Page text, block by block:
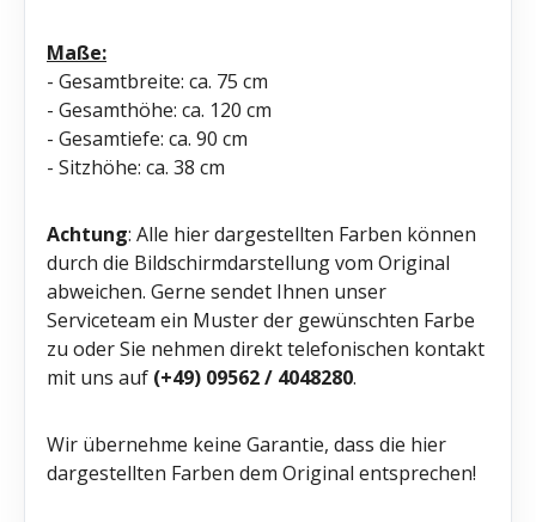
Maße:
- Gesamtbreite: ca. 75 cm
- Gesamthöhe: ca. 120 cm
- Gesamtiefe: ca. 90 cm
- Sitzhöhe: ca. 38 cm
Achtung: Alle hier dargestellten Farben können
durch die Bildschirmdarstellung vom Original
abweichen. Gerne sendet Ihnen unser
Serviceteam ein Muster der gewünschten Farbe
zu oder Sie nehmen direkt telefonischen kontakt
mit uns auf (+49) 09562 / 4048280.
Wir übernehme keine Garantie, dass die hier
dargestellten Farben dem Original entsprechen!